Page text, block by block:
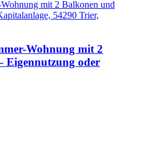
Wohnung mit 2
Eigennutzung oder